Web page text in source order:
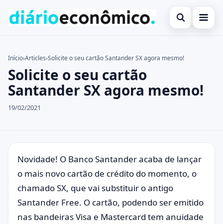
Abrir busca
Notícias
Programas de Governo
Buscar no site
Buscar por:
Pressione Enter para buscar ou ESC para fechar.
Início›Articles›Solicite o seu cartão Santander SX agora mesmo!
Solicite o seu cartão
Santander SX agora mesmo!
19/02/2021
Novidade! O Banco Santander acaba de lançar
o mais novo cartão de crédito do momento, o
chamado SX, que vai substituir o antigo
Santander Free. O cartão, podendo ser emitido
nas bandeiras Visa e Mastercard tem anuidade